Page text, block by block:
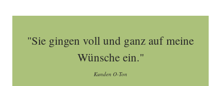
"Sie gingen voll und ganz auf meine
Wünsche ein."
Kunden O-Ton